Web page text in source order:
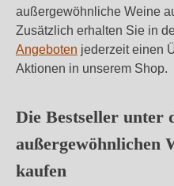
außergewöhnliche Weine
Zusätzlich erhalten Sie in
Angeboten jederzeit einen
Aktionen in unserem Shop.
Die Bestseller unter
außergewöhnlichen
kaufen